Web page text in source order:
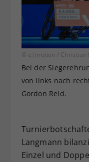
© e|motion / Christian
Bei der
von links nach
Gordon Reid.
Langmann
Einzel und